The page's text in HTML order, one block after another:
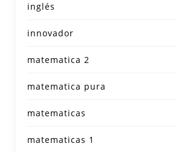
inglés
innovador
matematica 2
matematica pura
matematicas
matematicas 1